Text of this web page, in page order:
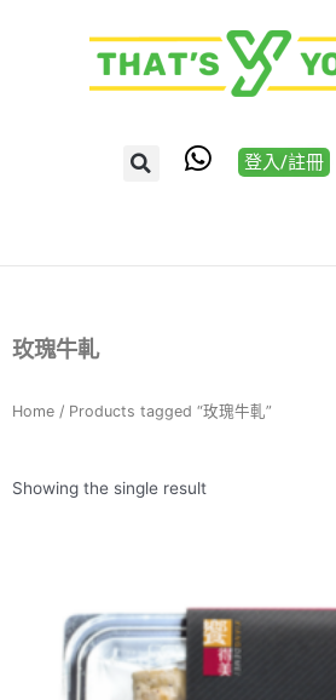
登入/註冊
玫瑰牛軋
Home / Products tagged “玫瑰牛軋”
Showing the single result